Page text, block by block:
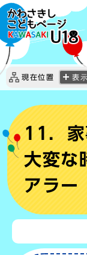
現在位置 表示
11．
大変な
アラー